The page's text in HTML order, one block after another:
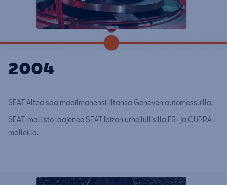
2004
SEAT Altea saa maailmanensi-iltansa Geneven automessuilla.
SEAT-mallisto laajenee SEAT Ibizan urheilullisilla FR- ja CUPRA-
malleilla.